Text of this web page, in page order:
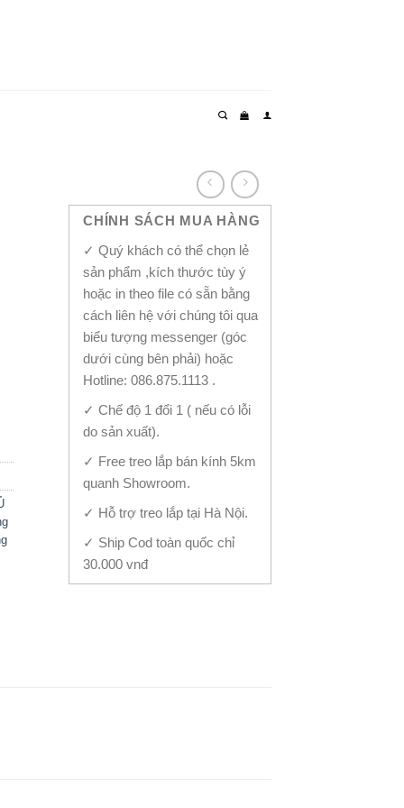
CHÍNH SÁCH MUA HÀNG
✓ Quý khách có thể chọn lẻ
sản phẩm ,kích thước tùy ý
hoặc in theo file có sẵn bằng
cách liên hệ với chúng tôi qua
biểu tượng messenger (góc
dưới cùng bên phải) hoặc
Hotline: 086.875.1113 .
✓ Chế độ 1 đổi 1 ( nếu có lỗi
do sản xuất).
✓ Free treo lắp bán kính 5km
quanh Showroom.
✓ Hỗ trợ treo lắp tại Hà Nội.
✓ Ship Cod toàn quốc chỉ
30.000 vnđ